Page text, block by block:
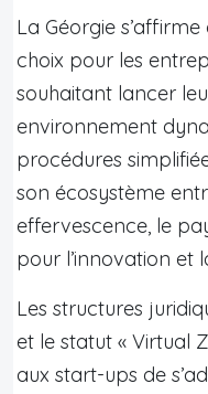
La Géorgie
choix pour les
souhaitant lancer
environnement
procédures
son écosystème
effervescence, le
pour l’innovation et
Les structures
et le statut « Virtual
aux start-ups de